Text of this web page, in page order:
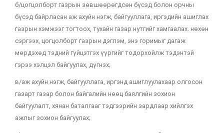
б/цогцолборт газрын зөвшөөрөгдсөн бүсэд болон орчны
бүсэд байрласан аж ахуйн нэгж, байгууллага, иргэдийн ашиглах
газрын хэмжээг тогтоох, тухайн газар нутгийг хамгаалах. нөхөн
сэргээх, цогцолборт газрын дэглэм, энэ горимыг дагаж
мөрдэхөд тэдний гүйцэтгэх үүргийг тодорхойлж тэдэнтэй
гэрээ хэлцэл байгуулах, дүгнэх;
в/аж ахуйн нэгж, байгууллага, иргэнд ашиглуулахаар олгосон
газарт газар болон байгалийн нөөц баялгийн зохион
байгуулалт, хянан баталгааг тэдгээрийн зардлаар хийлгэх
ажлыг зохион байгуулах;